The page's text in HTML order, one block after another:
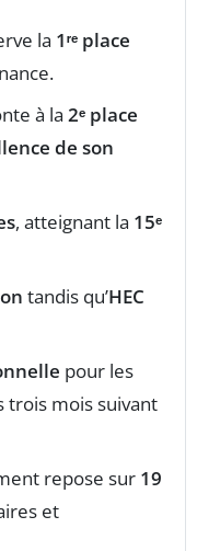
la 1ʳᵉ place
à la 2ᵉ place
de son
, atteignant la 15ᵉ
tandis qu’HEC
pour les
trois mois suivant
repose sur 19
et